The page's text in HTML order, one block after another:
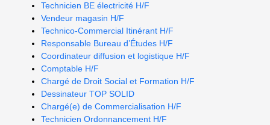
Technicien BE électricité H/F
Vendeur magasin H/F
Technico-Commercial Itinérant H/F
Responsable Bureau d’Études H/F
Coordinateur diffusion et logistique H/F
Comptable H/F
Chargé de Droit Social et Formation H/F
Dessinateur TOP SOLID
Chargé(e) de Commercialisation H/F
Technicien Ordonnancement H/F